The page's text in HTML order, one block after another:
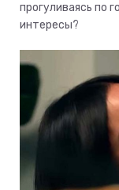
прогуливаясь по
интересы?